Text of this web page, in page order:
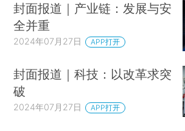
封面报道｜产业链：发展与安
全并重
2024年07月27日 APP打开
封面报道｜科技：以改革求突
破
2024年07月27日 APP打开